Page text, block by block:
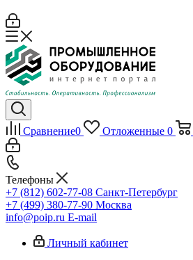
Сравнение0 Отложенные 0
Телефоны
+7 (812) 602-77-08 Санкт-Петербург
+7 (499) 380-77-90 Москва
info@poip.ru E-mail
Личный кабинет